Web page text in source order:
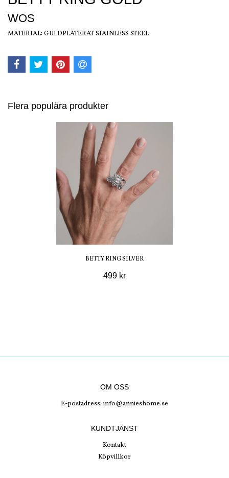
WOS
MATERIAL: GULDPLÄTERAT STAINLESS STEEL
Flera populära produkter
BETTY RING SILVER
499 kr
OM OSS
E-postadress: info@annieshome.se
KUNDTJÄNST
Kontakt
Köpvillkor